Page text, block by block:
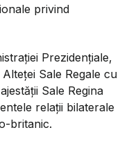
privind
Prezidenţiale,
Sale Regale cu
Sale Regina
relaţii bilaterale
britanic.